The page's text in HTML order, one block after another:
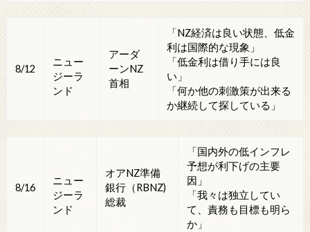
8/12
ニュー
ジーラ
ンド
アーダ
ーンNZ
首相
「NZ経済は良い状態、低金
利は国際的な現象」
「低金利は借り手には良
い」
「何か他の刺激策が出来る
か継続して探している」
8/16
ニュー
ジーラ
ンド
オアNZ準備
銀行（RBNZ)
総裁
「国内外の低インフレ
予想が利下げの主要
因」
「我々は独立してい
て、責務も目標も明ら
か」